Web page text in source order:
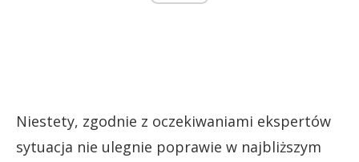
Niestety, zgodnie z oczekiwaniami ekspertów
sytuacja nie ulegnie poprawie w najbliższym